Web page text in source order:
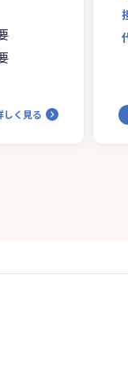
しく見る